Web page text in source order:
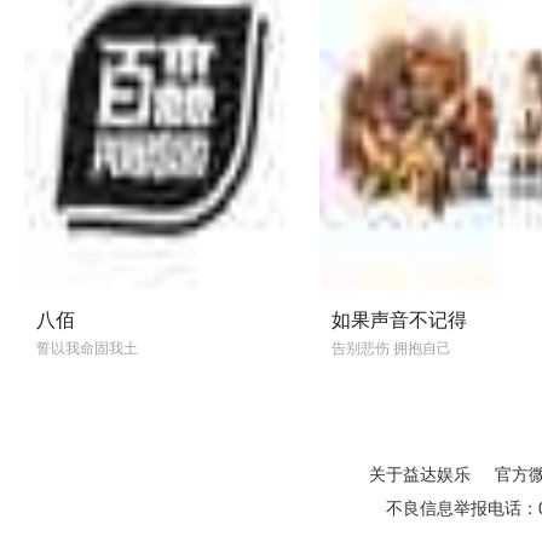
八佰
誓以我命固我土
如果声音不记得
告别悲伤 拥抱自己
关于益达娱乐
官方
不良信息举报电话